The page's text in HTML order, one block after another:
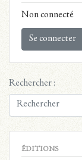
Non connecté
Se connecter
Rechercher :
ÉDITIONS